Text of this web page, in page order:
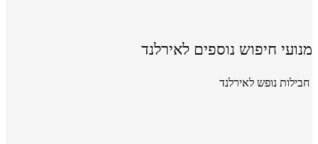
מנועי חיפוש נוספים לאירלנד
חבילות נופש לאירלנד